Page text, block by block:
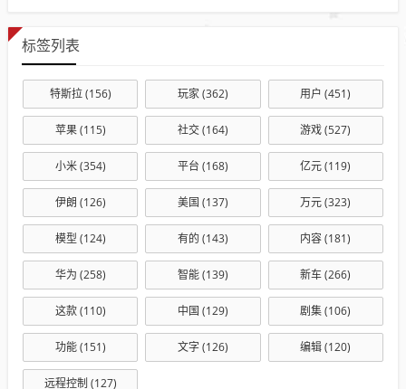
标签列表
特斯拉(156) 玩家(362) 用户 (451)
苹果(115) 社交(164) 游戏(527)
小米(354) 平台 (168) 亿元(119)
伊朗 (126) 美国 (137) 万元(323)
模型 (124) 有的 (143) 内容(181)
华为 (258) 智能(139) 新车(266)
这款(110) 中国 (129) 剧集(106)
功能(151) 文字(126) 编辑(120)
远程控制 (127)